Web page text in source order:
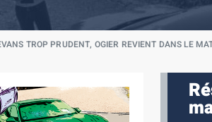
TROP PRUDENT, OGIER REVIENT DANS LE